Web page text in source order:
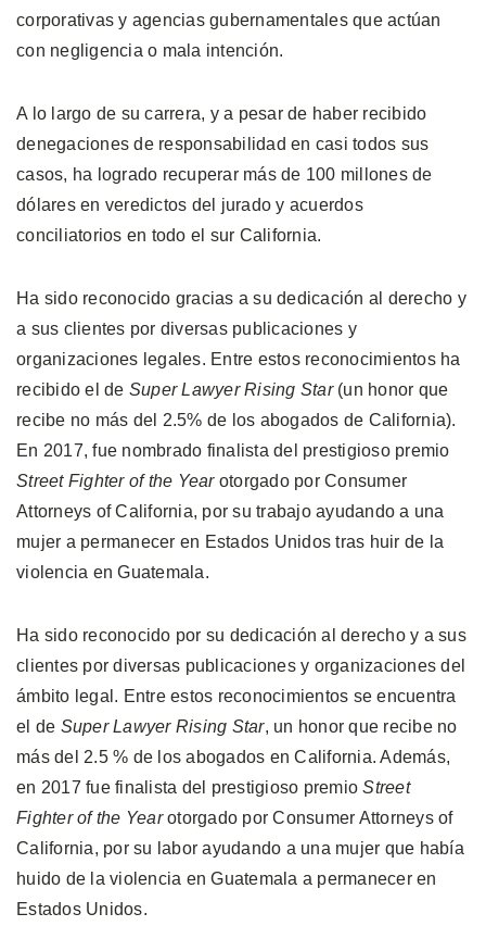
corporativas y agencias gubernamentales que actúan
con negligencia o mala intención.
A lo largo de su carrera, y a pesar de haber recibido
denegaciones de responsabilidad en casi todos sus
casos, ha logrado recuperar más de 100 millones de
dólares en veredictos del jurado y acuerdos
conciliatorios en todo el sur California.
Ha sido reconocido gracias a su dedicación al derecho y
a sus clientes por diversas publicaciones y
organizaciones legales. Entre estos reconocimientos ha
recibido el de Super Lawyer Rising Star(un honor que
recibe no más del 2.5% de los abogados de California).
En 2017, fue nombrado finalista del prestigioso premio
Street Fighter of the Yearotorgado por Consumer
Attorneys of California, por su trabajo ayudando a una
mujer a permanecer en Estados Unidos tras huir de la
violencia en Guatemala.
Ha sido reconocido por su dedicación al derecho y a sus
clientes por diversas publicaciones y organizaciones del
ámbito legal. Entre estos reconocimientos se encuentra
el de Super Lawyer Rising Star, un honor que recibe no
más del 2.5 % de los abogados en California. Además,
en 2017 fue finalista del prestigioso premioStreet
Fighter of the Yearotorgado por Consumer Attorneys of
California, por su labor ayudando a una mujer que había
huido de la violencia en Guatemala a permanecer en
Estados Unidos.